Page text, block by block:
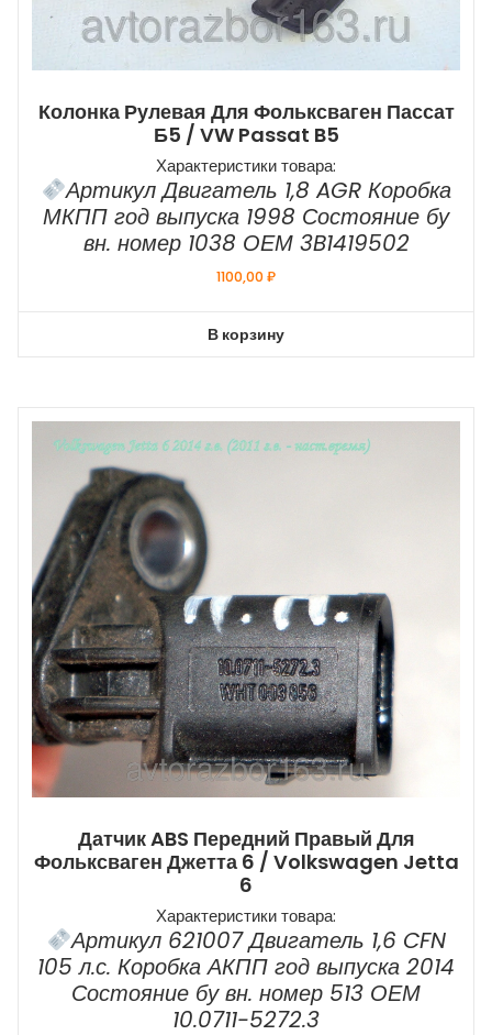
Колонка Рулевая Для Фольксваген Пассат
Б5 / VW Passat B5
Характеристики товара:
Артикул Двигатель 1,8 AGR Коробка
МКПП год выпуска 1998 Состояние бу
вн. номер 1038 ОЕМ 3B1419502
1100,00₽
В корзину
Датчик ABS Передний Правый Для
Фольксваген Джетта 6 / Volkswagen Jetta
6
Характеристики товара:
Артикул 621007 Двигатель 1,6 CFN
105 л.с. Коробка АКПП год выпуска 2014
Состояние бу вн. номер 513 ОЕМ
10.0711-5272.3